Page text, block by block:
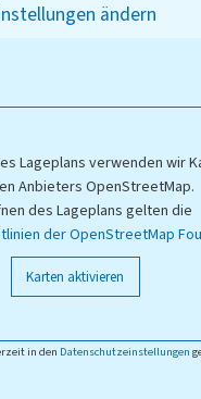
ändern
Lageplans verwenden wir
Anbieters OpenStreetMap.
des Lageplans gelten die
der OpenStreetMap
Karten aktivieren
in den Datenschutzeinstellungen